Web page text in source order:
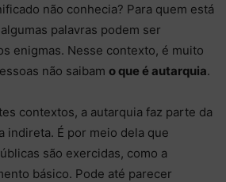
não conhecia? Para quem está
palavras podem ser
enigmas. Nesse contexto, é muito
não saibam o que é autarquia.
contextos, a autarquia faz parte da
indireta. É por meio dela que
são exercidas, como a
básico. Pode até parecer